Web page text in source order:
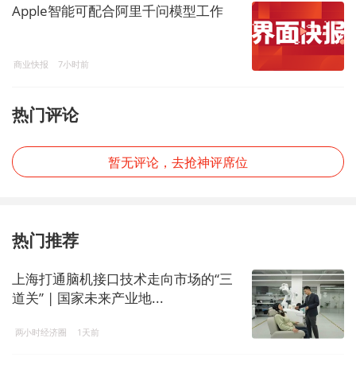
Apple智能可配合阿里千问模型工作
商业快报 7小时前
热门评论
暂无评论，去抢神评席位
热门推荐
上海打通脑机接口技术走向市场的“三
道关” | 国家未来产业地...
两小时经济圈 1天前